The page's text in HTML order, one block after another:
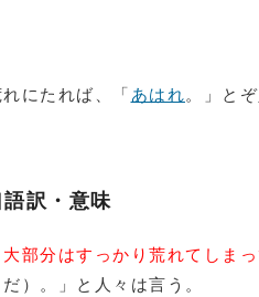
にたれば、「 あはれ。」と
訳・意味
大部分はすっかり荒れてしま
）。」と人々は言う。